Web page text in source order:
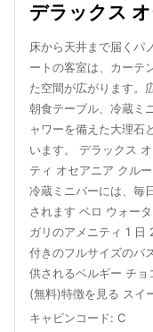
デラックス
床から天井まで届くパ
ートの客室は、カーテ
た空間が広がります。
朝食テーブル、冷蔵ミ
ャワーを備えた大理石
います。 デラックス
ティ オセアニア クル
冷蔵ミニバーには、毎
されます ベロ ウォー
ガリのアメニティ 1 日
付きのフルサイズのバ
供されるベルギー チ
(無料)特徴を見る スイ
キャビンコード: C